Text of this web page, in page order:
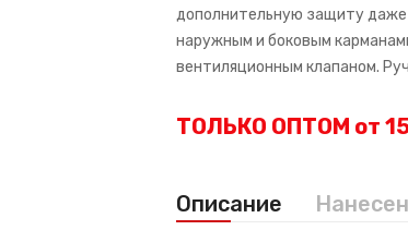
дополнительную защиту даже
наружным и боковым
вентиляционным клапаном.
ТОЛЬКО ОПТОМ от
Описание